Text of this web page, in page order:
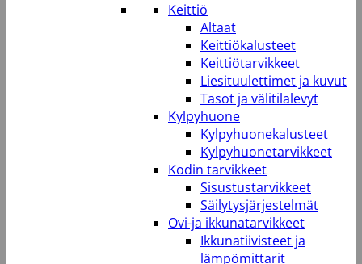
Keittiö
Altaat
Keittiökalusteet
Keittiötarvikkeet
Liesituulettimet ja kuvut
Tasot ja välitilalevyt
Kylpyhuone
Kylpyhuonekalusteet
Kylpyhuonetarvikkeet
Kodin tarvikkeet
Sisustustarvikkeet
Säilytysjärjestelmät
Ovi-ja ikkunatarvikkeet
Ikkunatiivisteet ja
lämpömittarit